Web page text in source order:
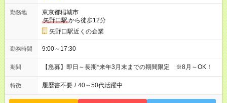
勤務地
東京都稲城市
矢野口駅から徒歩12分
矢野口駅近くの企業
勤務時間 9:00～17:30
期間 【急募】即日～長期*来年3月末までの期間限定 ※8月～OK！
特徴 履歴書不要 / 40～50代活躍中